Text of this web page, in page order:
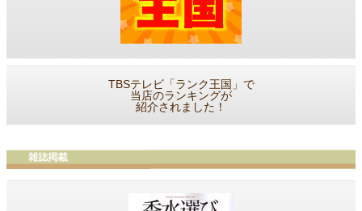
TBSテレビ「ランク王国」で
当店のランキングが
紹介されました！